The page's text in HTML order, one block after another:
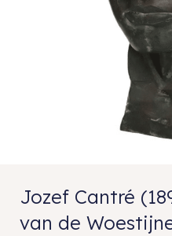
Jozef Cantré
van de